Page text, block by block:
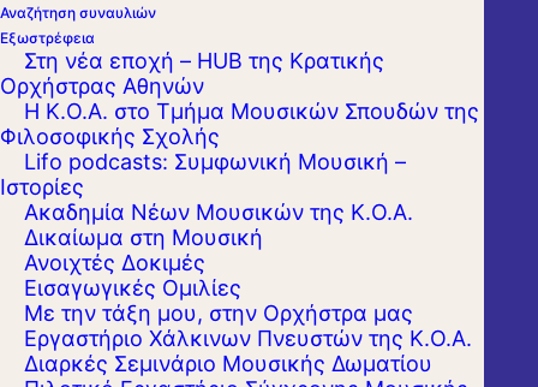
Αναζήτηση συναυλιών
Εξωστρέφεια
Στη νέα εποχή – HUB της Κρατικής
Ορχήστρας Αθηνών
Η Κ.Ο.Α. στο Τμήμα Μουσικών Σπουδών της
Φιλοσοφικής Σχολής
Lifo podcasts: Συμφωνική Μουσική –
Ιστορίες
Ακαδημία Νέων Μουσικών της Κ.Ο.Α.
Δικαίωμα στη Μουσική
Ανοιχτές Δοκιμές
Εισαγωγικές Ομιλίες
Με την τάξη μου, στην Ορχήστρα μας
Εργαστήριo Χάλκινων Πνευστών της Κ.Ο.Α.
Διαρκές Σεμινάριο Μουσικής Δωματίου
Με ιδιαίτερη χαρά και υπερηφάνεια,
ανακοινώνουμε την κυκλοφορία του
δεύτερου CD με ηχογραφήσεις έργων του
σπουδαίου συνθέτη και εξέχοντος μέλους
της Ορχήστρας μας, Νίκου Σκαλκώτα από
την παγκοσμίως έγκριτη δισκογραφική
εταιρεία Naxos.